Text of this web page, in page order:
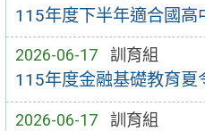
115年度下半年適合國高
2026-06-17 訓育組
115年度金融基礎教育夏
2026-06-17 訓育組